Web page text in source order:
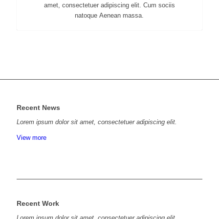
amet, consectetuer adipiscing elit. Cum sociis
natoque Aenean massa.
Recent News
Lorem ipsum dolor sit amet, consectetuer adipiscing elit.
View more
Recent Work